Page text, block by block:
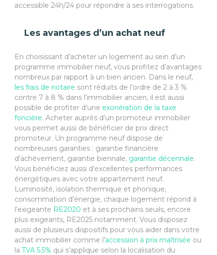
accessible 24h/24 pour répondre à ses interrogations.
Les avantages d’un achat neuf
En choisissant d’acheter un logement au sein d’un
programme immobilier neuf, vous profitez d’avantages
nombreux par rapport à un bien ancien. Dans le neuf,
les frais de notaire sont réduits de l’ordre de 2 à 3 %
contre 7 à 8 % dans l’immobilier ancien, il est aussi
possible de profiter d’une exonération de la taxe
foncière. Acheter auprès d’un promoteur immobilier
vous permet aussi de bénéficier de prix direct
promoteur. Un programme neuf dispose de
nombreuses garanties : garantie financière
d’achèvement, garantie biennale, garantie décennale.
Vous bénéficiez aussi d’excellentes performances
énergétiques avec votre appartement neuf.
Luminosité, isolation thermique et phonique,
consommation d’énergie, chaque logement répond à
l’exigeante RE2020 et à ses prochains seuils, encore
plus exigeants, RE2025 notamment. Vous disposez
aussi de plusieurs dispositifs pour vous aider dans votre
achat immobilier comme l’accession à prix maîtrisée ou
la TVA 5.5% qui s’applique selon la localisation du